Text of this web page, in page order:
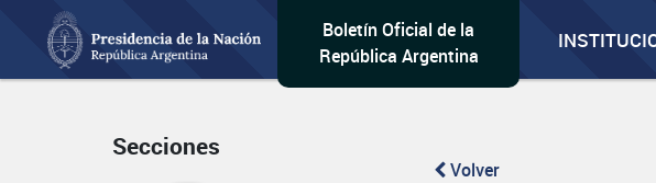
Boletín Oficial de la
República Argentina
Secciones
Volver